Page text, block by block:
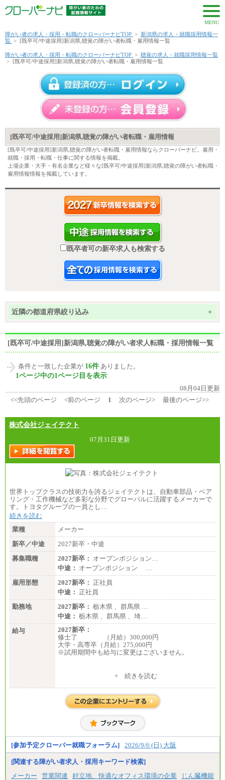
MENU
障がい者の求人・採用・転職のクローバーナビTOP > 新潟県の求人・就職採用情報一
覧 > [既卒可/中途採用]新潟県,聴覚の障がい者転職・雇用情報一覧
障がい者の求人・採用・転職のクローバーナビTOP > 聴覚の求人・就職採用情報一覧
> [既卒可/中途採用]新潟県,聴覚の障がい者転職・雇用情報一覧
[既卒可/中途採用]新潟県,聴覚の障がい者転職・雇用情報
[既卒可/中途採用]新潟県,聴覚の障がい者転職・雇用情報ならクローバーナビ。雇用・
就職・採用・転職・仕事に関する情報を掲載。
上場企業・大手・有名企業など様々な[既卒可/中途採用]新潟県,聴覚の障がい者転職・
雇用情報情報を掲載しています。
既卒者可の新卒求人も検索する
近隣の都道府県絞り込み +
[既卒可/中途採用]新潟県,聴覚の障がい者求人転職・採用情報一覧
条件と一致した企業が 16件 ありました。
1ページ中の1ページ目を表示
08月04日更新
<<先頭のページ
<前のページ 1 次のページ> 最後のページ>>
株式会社ジェイテクト
07月31日更新
世界トップクラスの技術力を誇るジェイテクトは、自動車部品・ベア
リング・工作機械など多彩な分野でグローバルに活躍するメーカーで
す。トヨタグループの一員とし…
続きを読む
業種
メーカー
新卒／中途
2027新卒・中途
募集職種
2027新卒： オープンポジション…
中途： オープンポジション …
雇用形態
2027新卒： 正社員
中途： 正社員
勤務地
2027新卒： 栃木県 、群馬県 …
中途： 栃木県 、群馬県 、埼…
給与
2027新卒：
修士了 （月給）300,000円
大学・高専卒（月給）275,000円
※試用期間中も給与に変更はございません。
大学・高専卒（月給）275,000円
※試用期間中も給与に変更はございません。
+ 続きを読む
[参加予定クローバー就職フォーラム] 2026/9/6 (日) 大阪
[関連する障がい者求人・採用キーワード検索]
メーカー
営業関連 好立地、快適なオフィス環境の企業
じん臓機能